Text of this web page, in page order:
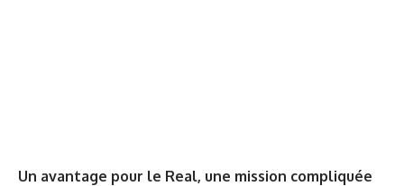
Un avantage pour le Real, une mission compliquée